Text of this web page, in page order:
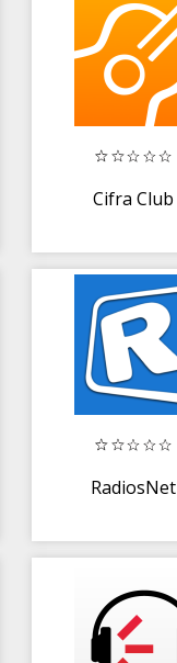
Cifra Club
RadiosNet